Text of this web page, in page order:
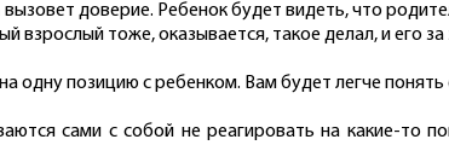
вызовет доверие. Ребенок будет видеть, что
взрослый тоже, оказывается, такое делал, и его
одну позицию с ребенком. Вам будет легче
сами с собой не реагировать на какие-то